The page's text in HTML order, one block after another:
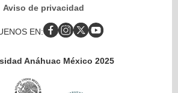
Aviso de privacidad
EN:
Anáhuac México 2025